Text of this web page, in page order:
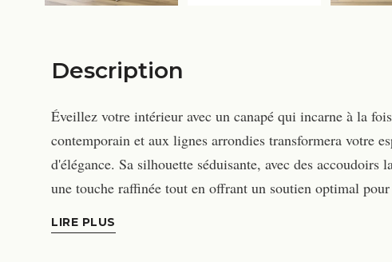
Description
Éveillez votre intérieur avec un canapé qui incarne à la
contemporain et aux lignes arrondies transformera votre
d'élégance. Sa silhouette séduisante, avec des accoudoirs
une touche raffinée tout en offrant un soutien optimal
LIRE PLUS